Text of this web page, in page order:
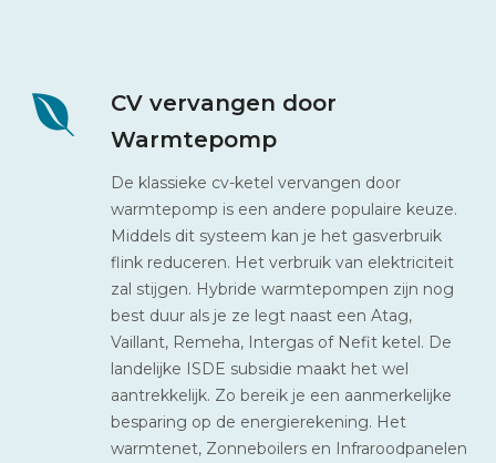
CV vervangen door
Warmtepomp
De klassieke cv-ketel vervangen door
warmtepomp is een andere populaire keuze.
Middels dit systeem kan je het gasverbruik
flink reduceren. Het verbruik van elektriciteit
zal stijgen. Hybride warmtepompen zijn nog
best duur als je ze legt naast een Atag,
Vaillant, Remeha, Intergas of Nefit ketel. De
landelijke ISDE subsidie maakt het wel
aantrekkelijk. Zo bereik je een aanmerkelijke
besparing op de energierekening. Het
warmtenet, Zonneboilers en Infraroodpanelen